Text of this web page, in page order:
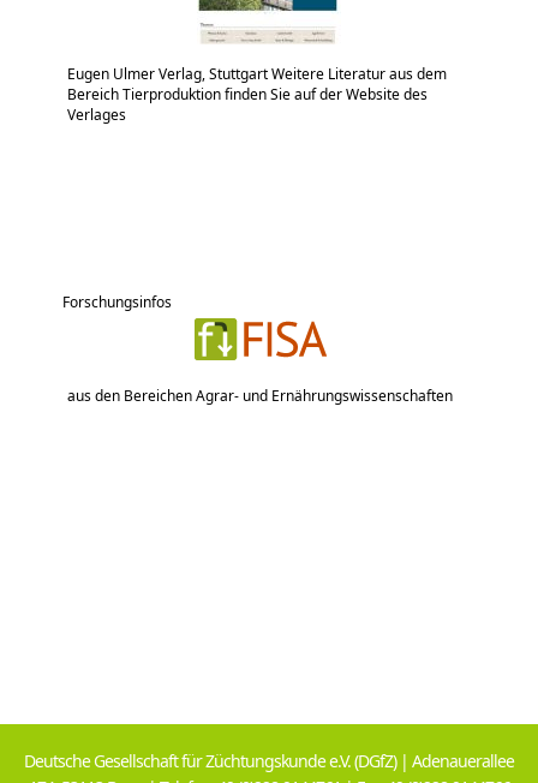
Eugen Ulmer Verlag, Stuttgart Weitere Literatur aus dem
Bereich Tierproduktion finden Sie auf der Website des
Verlages
Forschungsinfos
aus den Bereichen Agrar- und Ernährungswissenschaften
Deutsche Gesellschaft für Züchtungskunde e.V. (DGfZ) | Adenauerallee